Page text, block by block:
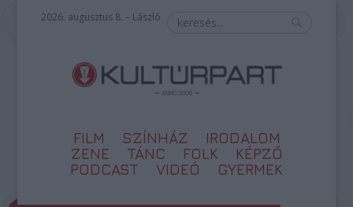
2026. augusztus 8. – László
FILM SZÍNHÁZ
IRODALOM
ZENE
TÁNC FOLK
KÉPZŐ
PODCAST
VIDEÓ GYERMEK